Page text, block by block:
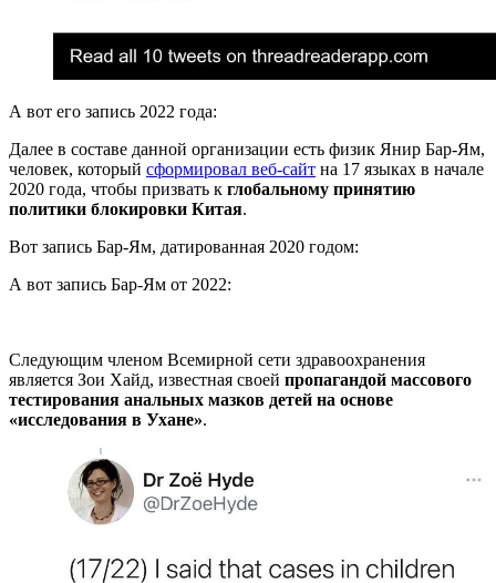
А вот его запись 2022 года:
Далее в составе данной организации есть физик Янир Бар-Ям,
человек, который сформировал веб-сайт на 17 языках в начале
2020 года, чтобы призвать к глобальному принятию
политики блокировки Китая.
Вот запись Бар-Ям, датированная 2020 годом:
А вот запись Бар-Ям от 2022:
Следующим членом Всемирной сети здравоохранения
является Зои Хайд, известная своей пропагандой массового
тестирования анальных мазков детей на основе
«исследования в Ухане».